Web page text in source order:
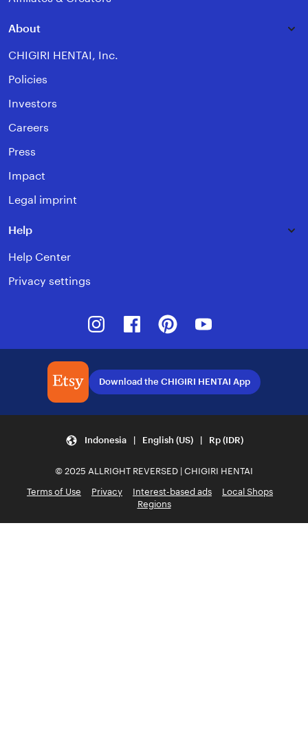
About
CHIGIRI HENTAI, Inc.
Policies
Investors
Careers
Press
Impact
Legal imprint
Help
Help Center
Privacy settings
InstagramFacebookPinterest
Download the CHIGIRI HENTAI App
Indonesia | English (US) | Rp (IDR)
© 2025 ALLRIGHT REVERSED | CHIGIRI HENTAI
Terms of Use
Privacy Interest-based ads
Local Shops
Regions